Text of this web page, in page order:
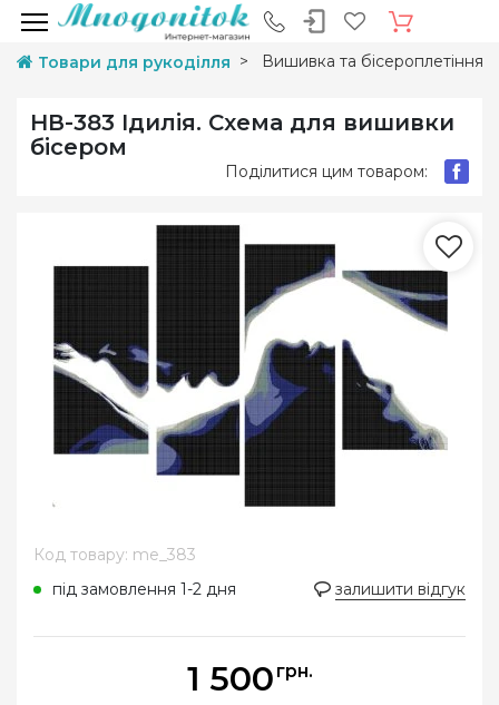
Товари для рукоділля Вишивка та бісероплетіння
НВ-383 Ідилія. Схема для вишивки
бісером
Поділитися цим товаром:
Код товару: me_383
під замовлення 1-2 дня
залишити відгук
1 500 грн.